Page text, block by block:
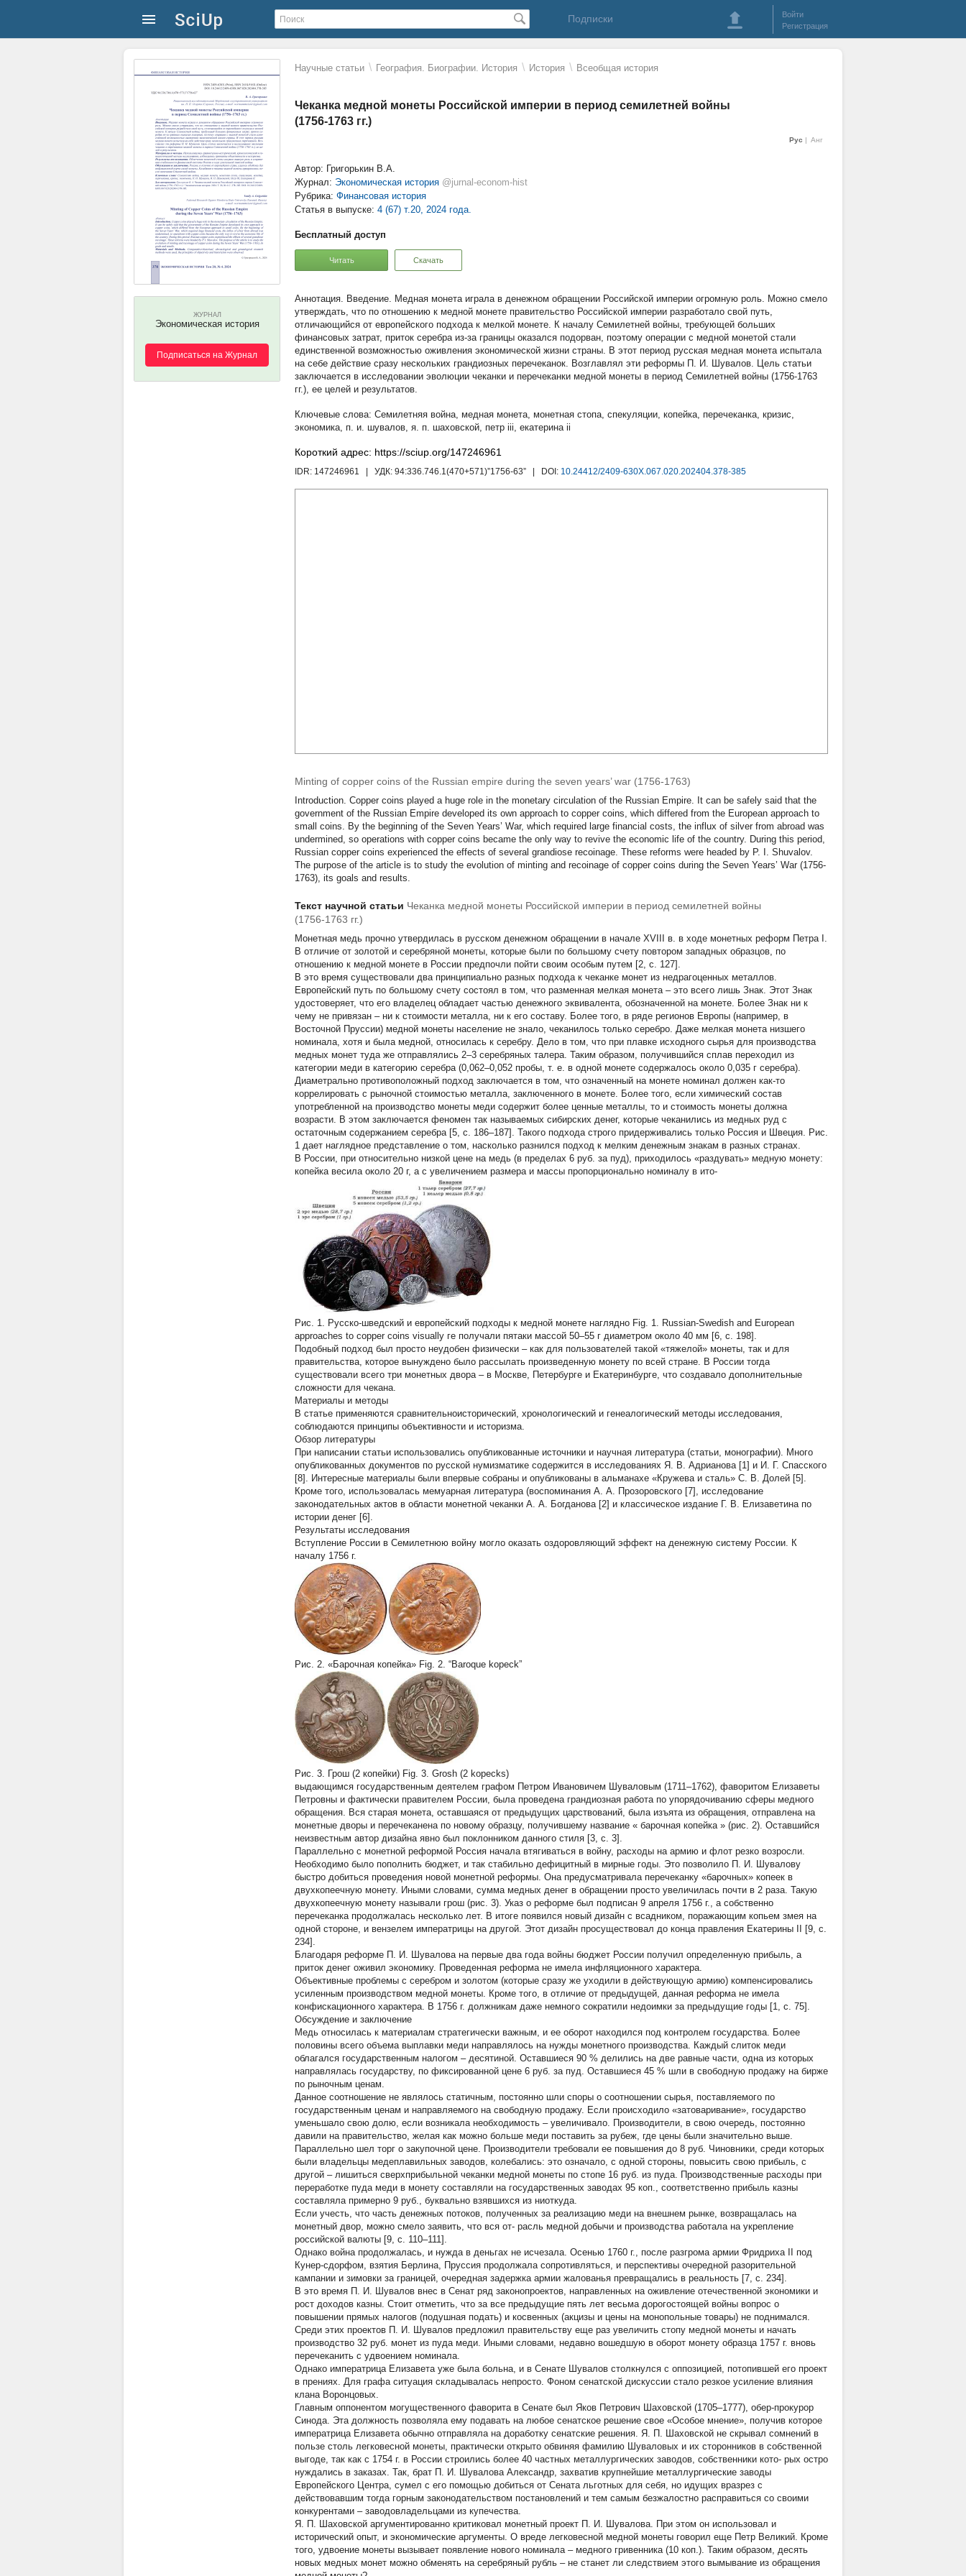
Подписки
Войти
Регистрация
Научные статьи \ География. Биографии. История \ История \ Всеобщая история
Чеканка медной монеты Российской империи в период семилетней войны
(1756-1763 гг.)
Рус Анг
ЖУРНАЛ
Экономическая история
Подписаться на Журнал
Автор: Григорькин В.А.
Журнал: Экономическая история @jurnal-econom-hist
Рубрика: Финансовая история
Статья в выпуске: 4 (67) т.20, 2024 года.
Бесплатный доступ
Читать Скачать
Введение. Медная монета играла в денежном обращении Российской империи огромную роль. Можно смело
утверждать, что по отношению к медной монете правительство Российской империи разработало свой путь,
отличающийся от европейского подхода к мелкой монете. К началу Семилетней войны, требующей больших
финансовых затрат, приток серебра из-за границы оказался подорван, поэтому операции с медной монетой стали
единственной возможностью оживления экономической жизни страны. В этот период русская медная монета испытала
на себе действие сразу нескольких грандиозных перечеканок. Возглавлял эти реформы П. И. Шувалов. Цель статьи
заключается в исследовании эволюции чеканки и перечеканки медной монеты в период Семилетней войны (1756-1763
гг.), ее целей и результатов.
Семилетняя война, медная монета, монетная стопа, спекуляции, копейка, перечеканка, кризис,
экономика, п. и. шувалов, я. п. шаховской, петр iii, екатерина ii
Короткий адрес: https://sciup.org/147246961
IDR: 147246961 | УДК: 94:336.746.1(470+571)”1756-63” | DOI: 10.24412/2409-630X.067.020.202404.378-385
Minting of copper coins of the Russian empire during the seven years’ war (1756-1763)
Introduction. Copper coins played a huge role in the monetary circulation of the Russian Empire. It can be safely said that the
government of the Russian Empire developed its own approach to copper coins, which differed from the European approach to
small coins. By the beginning of the Seven Years’ War, which required large financial costs, the influx of silver from abroad was
undermined, so operations with copper coins became the only way to revive the economic life of the country. During this period,
Russian copper coins experienced the effects of several grandiose recoinage. These reforms were headed by P. I. Shuvalov.
The purpose of the article is to study the evolution of minting and recoinage of copper coins during the Seven Years’ War (1756-
1763), its goals and results.
Текст научной статьи Чеканка медной монеты Российской империи в период семилетней войны
(1756-1763 гг.)
Монетная медь прочно утвердилась в русском денежном обращении в начале XVIII в. в ходе монетных реформ Петра I.
В отличие от золотой и серебряной монеты, которые были по большому счету повтором западных образцов, по
отношению к медной монете в России предпочли пойти своим особым путем [2, с. 127].
В это время существовали два принципиально разных подхода к чеканке монет из недрагоценных металлов.
Европейский путь по большому счету состоял в том, что разменная мелкая монета – это всего лишь Знак. Этот Знак
удостоверяет, что его владелец обладает частью денежного эквивалента, обозначенной на монете. Более Знак ни к
чему не привязан – ни к стоимости металла, ни к его составу. Более того, в ряде регионов Европы (например, в
Восточной Пруссии) медной монеты население не знало, чеканилось только серебро. Даже мелкая монета низшего
номинала, хотя и была медной, относилась к серебру. Дело в том, что при плавке исходного сырья для производства
медных монет туда же отправлялись 2–3 серебряных талера. Таким образом, получившийся сплав переходил из
категории меди в категорию серебра (0,062–0,052 пробы, т. е. в одной монете содержалось около 0,035 г серебра).
Диаметрально противоположный подход заключается в том, что означенный на монете номинал должен как-то
коррелировать с рыночной стоимостью металла, заключенного в монете. Более того, если химический состав
употребленной на производство монеты меди содержит более ценные металлы, то и стоимость монеты должна
возрасти. В этом заключается феномен так называемых сибирских денег, которые чеканились из медных руд с
остаточным содержанием серебра [5, с. 186–187]. Такого подхода строго придерживались только Россия и Швеция. Рис.
1 дает наглядное представление о том, насколько разнился подход к мелким денежным знакам в разных странах.
В России, при относительно низкой цене на медь (в пределах 6 руб. за пуд), приходилось «раздувать» медную монету:
копейка весила около 20 г, а с увеличением размера и массы пропорционально номиналу в ито-
Рис. 1. Русско-шведский и европейский подходы к медной монете наглядно Fig. 1. Russian-Swedish and European
approaches to copper coins visually ге получали пятаки массой 50–55 г диаметром около 40 мм [6, c. 198].
Подобный подход был просто неудобен физически – как для пользователей такой «тяжелой» монеты, так и для
правительства, которое вынуждено было рассылать произведенную монету по всей стране. В России тогда
существовали всего три монетных двора – в Москве, Петербурге и Екатеринбурге, что создавало дополнительные
сложности для чекана.
Материалы и методы
В статье применяются сравнительноисторический, хронологический и генеалогический методы исследования,
соблюдаются принципы объективности и историзма.
Обзор литературы
При написании статьи использовались опубликованные источники и научная литература (статьи, монографии). Много
опубликованных документов по русской нумизматике содержится в исследованиях Я. В. Адрианова [1] и И. Г. Спасского
[8]. Интересные материалы были впервые собраны и опубликованы в альманахе «Кружева и сталь» С. В. Долей [5].
Кроме того, использовалась мемуарная литература (воспоминания А. А. Прозоровского [7], исследование
законодательных актов в области монетной чеканки А. А. Богданова [2] и классическое издание Г. В. Елизаветина по
истории денег [6].
Результаты исследования
Вступление России в Семилетнюю войну могло оказать оздоровляющий эффект на денежную систему России. К
началу 1756 г.
Рис. 2. «Барочная копейка» Fig. 2. “Baroque kopeck”
Рис. 3. Грош (2 копейки) Fig. 3. Grosh (2 kopecks)
выдающимся государственным деятелем графом Петром Ивановичем Шуваловым (1711–1762), фаворитом Елизаветы
Петровны и фактически правителем России, была проведена грандиозная работа по упорядочиванию сферы медного
обращения. Вся старая монета, оставшаяся от предыдущих царствований, была изъята из обращения, отправлена на
монетные дворы и перечеканена по новому образцу, получившему название « барочная копейка » (рис. 2). Оставшийся
неизвестным автор дизайна явно был поклонником данного стиля [3, c. 3].
Параллельно с монетной реформой Россия начала втягиваться в войну, расходы на армию и флот резко возросли.
Необходимо было пополнить бюджет, и так стабильно дефицитный в мирные годы. Это позволило П. И. Шувалову
быстро добиться проведения новой монетной реформы. Она предусматривала перечеканку «барочных» копеек в
двухкопеечную монету. Иными словами, сумма медных денег в обращении просто увеличилась почти в 2 раза. Такую
двухкопеечную монету называли грош (рис. 3). Указ о реформе был подписан 9 апреля 1756 г., а собственно
перечеканка продолжалась несколько лет. В итоге появился новый дизайн с всадником, поражающим копьем змея на
одной стороне, и вензелем императрицы на другой. Этот дизайн просуществовал до конца правления Екатерины II [9, с.
234].
Благодаря реформе П. И. Шувалова на первые два года войны бюджет России получил определенную прибыль, а
приток денег оживил экономику. Проведенная реформа не имела инфляционного характера.
Объективные проблемы с серебром и золотом (которые сразу же уходили в действующую армию) компенсировались
усиленным производством медной монеты. Кроме того, в отличие от предыдущей, данная реформа не имела
конфискационного характера. В 1756 г. должникам даже немного сократили недоимки за предыдущие годы [1, с. 75].
Обсуждение и заключение
Медь относилась к материалам стратегически важным, и ее оборот находился под контролем государства. Более
половины всего объема выплавки меди направлялось на нужды монетного производства. Каждый слиток меди
облагался государственным налогом – десятиной. Оставшиеся 90 % делились на две равные части, одна из которых
направлялась государству, по фиксированной цене 6 руб. за пуд. Оставшиеся 45 % шли в свободную продажу на бирже
по рыночным ценам.
Данное соотношение не являлось статичным, постоянно шли споры о соотношении сырья, поставляемого по
государственным ценам и направляемого на свободную продажу. Если происходило «затоваривание», государство
уменьшало свою долю, если возникала необходимость – увеличивало. Производители, в свою очередь, постоянно
давили на правительство, желая как можно больше меди поставить за рубеж, где цены были значительно выше.
Параллельно шел торг о закупочной цене. Производители требовали ее повышения до 8 руб. Чиновники, среди которых
были владельцы медеплавильных заводов, колебались: это означало, с одной стороны, повысить свою прибыль, с
другой – лишиться сверхприбыльной чеканки медной монеты по стопе 16 руб. из пуда. Производственные расходы при
переработке пуда меди в монету составляли на государственных заводах 95 коп., соответственно прибыль казны
составляла примерно 9 руб., буквально взявшихся из ниоткуда.
Если учесть, что часть денежных потоков, полученных за реализацию меди на внешнем рынке, возвращалась на
монетный двор, можно смело заявить, что вся от- расль медной добычи и производства работала на укрепление
российской валюты [9, с. 110–111].
Однако война продолжалась, и нужда в деньгах не исчезала. Осенью 1760 г., после разгрома армии Фридриха II под
Кунер-сдорфом, взятия Берлина, Пруссия продолжала сопротивляться, и перспективы очередной разорительной
кампании и зимовки за границей, очередная задержка армии жалованья превращались в реальность [7, с. 234].
В это время П. И. Шувалов внес в Сенат ряд законопроектов, направленных на оживление отечественной экономики и
рост доходов казны. Стоит отметить, что за все предыдущие пять лет весьма дорогостоящей войны вопрос о
повышении прямых налогов (подушная подать) и косвенных (акцизы и цены на монопольные товары) не поднимался.
Среди этих проектов П. И. Шувалов предложил правительству еще раз увеличить стопу медной монеты и начать
производство 32 руб. монет из пуда меди. Иными словами, недавно вошедшую в оборот монету образца 1757 г. вновь
перечеканить с удвоением номинала.
Однако императрица Елизавета уже была больна, и в Сенате Шувалов столкнулся с оппозицией, потопившей его проект
в прениях. Для графа ситуация складывалась непросто. Фоном сенатской дискуссии стало резкое усиление влияния
клана Воронцовых.
Главным оппонентом могущественного фаворита в Сенате был Яков Петрович Шаховской (1705–1777), обер-прокурор
Синода. Эта должность позволяла ему подавать на любое сенатское решение свое «Особое мнение», получив которое
императрица Елизавета обычно отправляла на доработку сенатские решения. Я. П. Шаховской не скрывал сомнений в
пользе столь легковесной монеты, практически открыто обвиняя фамилию Шуваловых и их сторонников в собственной
выгоде, так как с 1754 г. в России строились более 40 частных металлургических заводов, собственники кото- рых остро
нуждались в заказах. Так, брат П. И. Шувалова Александр, захватив крупнейшие металлургические заводы
Европейского Центра, сумел с его помощью добиться от Сената льготных для себя, но идущих вразрез с
действовавшим тогда горным законодательством постановлений и тем самым безжалостно расправиться со своими
конкурентами – заводовладельцами из купечества.
Я. П. Шаховской аргументированно критиковал монетный проект П. И. Шувалова. При этом он использовал и
исторический опыт, и экономические аргументы. О вреде легковесной медной монеты говорил еще Петр Великий. Кроме
того, удвоение монеты вызывает появление нового номинала – медного гривенника (10 коп.). Таким образом, десять
новых медных монет можно обменять на серебряный рубль – не станет ли следствием этого вымывание из обращения